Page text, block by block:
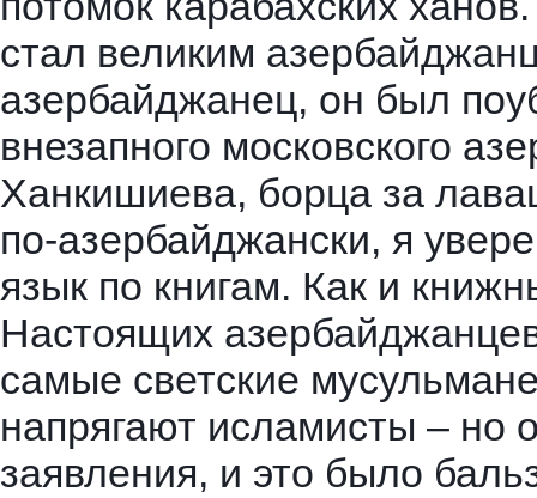
стал великим
азербайджанец, он был
внезапного московского
Ханкишиева, борца за
по-азербайджански, я
язык по книгам. Как и
Настоящих
самые светские
напрягают исламисты – но
заявления, и это было